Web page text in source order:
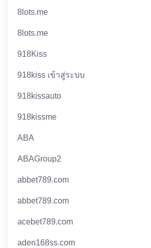
8lots.me
8lots.me
918Kiss
918kiss เข้าสู่ระบบ
918kissauto
918kissme
ABA
ABAGroup2
abbet789.com
abbet789.com
acebet789.com
aden168ss.com